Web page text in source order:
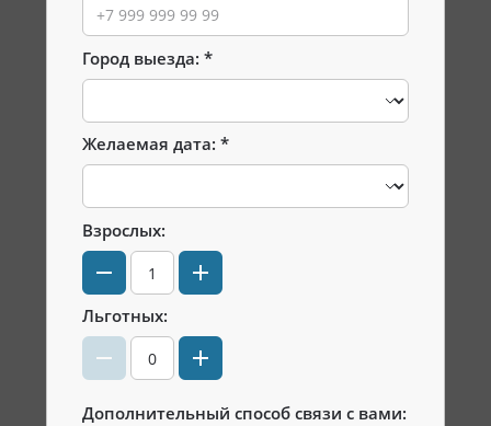
Город выезда:
Желаемая дата:
Взрослых:
Льготных:
Дополнительный способ связи с вами: